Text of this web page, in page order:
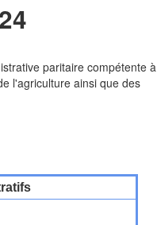
paritaire compétente à
l'agriculture ainsi que des